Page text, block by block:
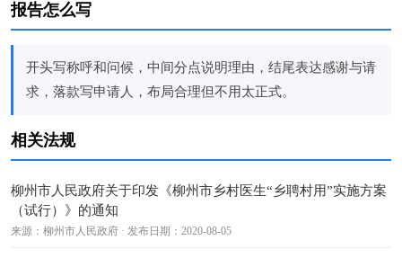
报告怎么写
开头写称呼和问候，中间分点说明理由，结尾表达感谢与请
求，落款写申请人，布局合理但不用太正式。
相关法规
柳州市人民政府关于印发《柳州市乡村医生“乡聘村用”实施方案
（试行）》的通知
来源：柳州市人民政府 · 发布日期：2020-08-05